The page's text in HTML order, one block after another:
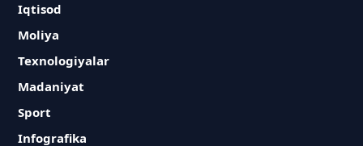
Iqtisod
Moliya
Texnologiyalar
Madaniyat
Sport
Infografika